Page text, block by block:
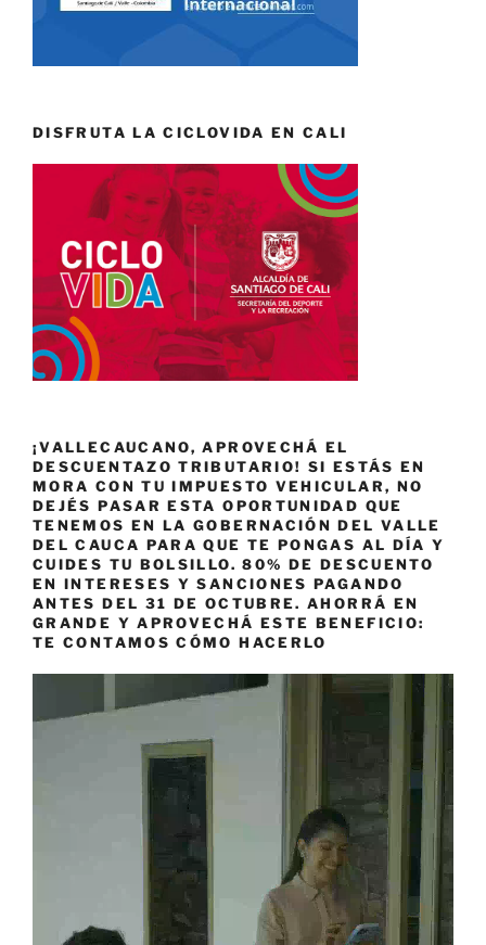
DISFRUTA LA CICLOVIDA EN CALI
¡VALLECAUCANO, APROVECHÁ EL
DESCUENTAZO TRIBUTARIO! SI ESTÁS EN
MORA CON TU IMPUESTO VEHICULAR, NO
DEJÉS PASAR ESTA OPORTUNIDAD QUE
TENEMOS EN LA GOBERNACIÓN DEL VALLE
DEL CAUCA PARA QUE TE PONGAS AL DÍA Y
CUIDES TU BOLSILLO. 80% DE DESCUENTO
EN INTERESES Y SANCIONES PAGANDO
ANTES DEL 31 DE OCTUBRE. AHORRÁ EN
GRANDE Y APROVECHÁ ESTE BENEFICIO:
TE CONTAMOS CÓMO HACERLO